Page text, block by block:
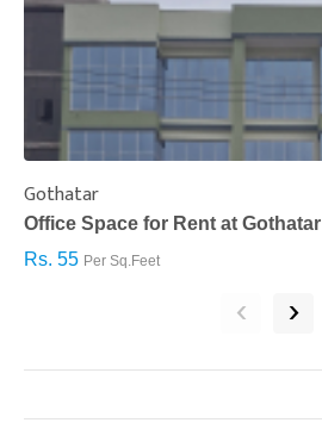
Gothatar
Office Space for Rent at Gothatar
Rs. 55 Per Sq.Feet
‹ ›